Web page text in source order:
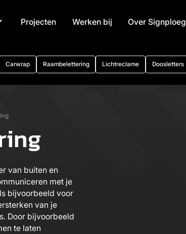
Projecten Werken bij Over Signploeg
Carwrap Raambelettering Lichtreclame Doosletters
van buiten en
met je
bijvoorbeeld voor
van je
Door bijvoorbeeld
te laten